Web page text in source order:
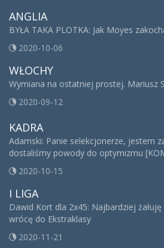
ANGLIA
BYŁA TAKA PLOTKA: Jak Moyes
2020-10-06
WŁOCHY
Wymiana na ostatniej prostej. Mariusz
2020-09-12
KADRA
Adamski: Panie selekcjonerze, jestem
dostaliśmy powody do optymizmu
2020-10-15
I LIGA
Dawid Kort dla 2x45: Najbardziej żałuję
wrócę do Ekstraklasy
2020-11-21